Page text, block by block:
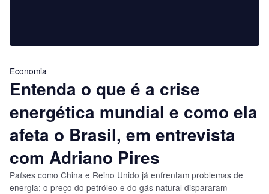
Economia
Entenda o que é a crise
energética mundial e como ela
afeta o Brasil, em entrevista
com Adriano Pires
Países como China e Reino Unido já enfrentam problemas de
energia; o preço do petróleo e do gás natural dispararam